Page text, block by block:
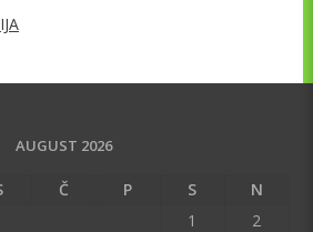
AUGUST 2026
Č P S
N
1
2